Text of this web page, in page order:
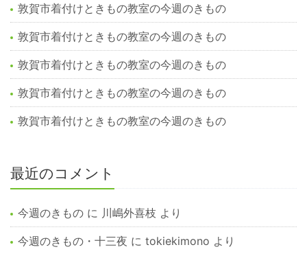
敦賀市着付けときもの教室の今週のきもの
敦賀市着付けときもの教室の今週のきもの
敦賀市着付けときもの教室の今週のきもの
敦賀市着付けときもの教室の今週のきもの
敦賀市着付けときもの教室の今週のきもの
最近のコメント
今週のきもの に 川嶋外喜枝 より
今週のきもの・十三夜 にtokiekimono より